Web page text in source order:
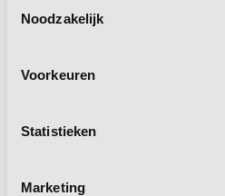
Noodzakelijk
Voorkeuren
Statistieken
Marketing